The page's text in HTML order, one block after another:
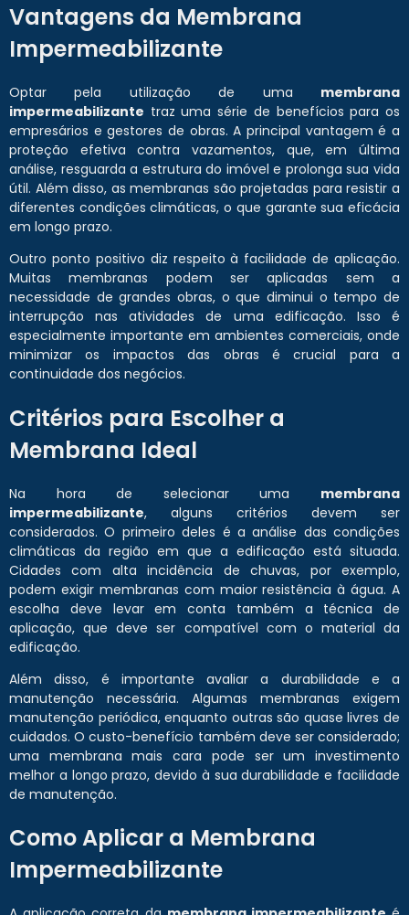
Vantagens da Membrana
Impermeabilizante
Optar pela utilização de uma membrana
impermeabilizante traz uma série de benefícios para os
empresários e gestores de obras. A principal vantagem é a
proteção efetiva contra vazamentos, que, em última
análise, resguarda a estrutura do imóvel e prolonga sua vida
útil. Além disso, as membranas são projetadas para resistir a
diferentes condições climáticas, o que garante sua eficácia
em longo prazo.
Outro ponto positivo diz respeito à facilidade de aplicação.
Muitas membranas podem ser aplicadas sem a
necessidade de grandes obras, o que diminui o tempo de
interrupção nas atividades de uma edificação. Isso é
especialmente importante em ambientes comerciais, onde
minimizar os impactos das obras é crucial para a
continuidade dos negócios.
Critérios para Escolher a
Membrana Ideal
Na hora de selecionar uma membrana
impermeabilizante, alguns critérios devem ser
considerados. O primeiro deles é a análise das condições
climáticas da região em que a edificação está situada.
Cidades com alta incidência de chuvas, por exemplo,
podem exigir membranas com maior resistência à água. A
escolha deve levar em conta também a técnica de
aplicação, que deve ser compatível com o material da
edificação.
Além disso, é importante avaliar a durabilidade e a
manutenção necessária. Algumas membranas exigem
manutenção periódica, enquanto outras são quase livres de
cuidados. O custo-benefício também deve ser considerado;
uma membrana mais cara pode ser um investimento
melhor a longo prazo, devido à sua durabilidade e facilidade
de manutenção.
Como Aplicar a Membrana
Impermeabilizante